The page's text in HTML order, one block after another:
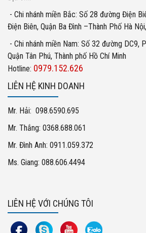
- Chi nhánh miền Bắc: Số 28 đường Điện
Điện Biên, Quận Ba Đình –Thành Phố Hà
- Chi nhánh miền Nam: Số 32 đường DC9,
Quận Tân Phú, Thành phố Hồ Chí Minh
Hotline: 0979.152.626
LIÊN HỆ KINH DOANH
Mr. Hải: 098.6590.695
Mr. Thắng: 0368.688.061
Mr. Đình Anh: 0911.059.372
Ms. Giang: 088.606.4494
LIÊN HỆ VỚI CHÚNG TÔI